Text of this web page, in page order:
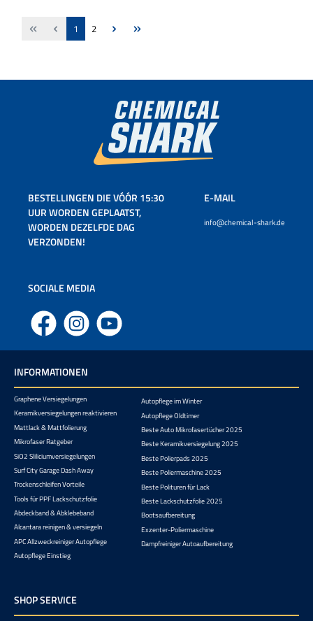
Pagina
1 Pagina
2
BESTELLINGEN DIE VÓÓR 15:30
UUR WORDEN GEPLAATST,
WORDEN DEZELFDE DAG
VERZONDEN!
E-MAIL
info@chemical-shark.de
SOCIALE MEDIA
Facebook Instagram YouTube
INFORMATIONEN
Graphene Versiegelungen
Keramikversiegelungen reaktivieren
Mattlack & Mattfolierung
Mikrofaser Ratgeber
SiO2 Sliliciumversiegelungen
Surf City Garage Dash Away
Trockenschleifen Vorteile
Tools für PPF Lackschutzfolie
Abdeckband & Abklebeband
Alcantara reinigen & versiegeln
APC Allzweckreiniger Autopflege
Autopflege Einstieg
Autopflege im Winter
Autopflege Oldtimer
Beste Auto Mikrofasertücher 2025
Beste Keramikversiegelung 2025
Beste Polierpads 2025
Beste Poliermaschine 2025
Beste Polituren für Lack
Beste Lackschutzfolie 2025
Bootsaufbereitung
Exzenter-Poliermaschine
Dampfreiniger Autoaufbereitung
SHOP SERVICE